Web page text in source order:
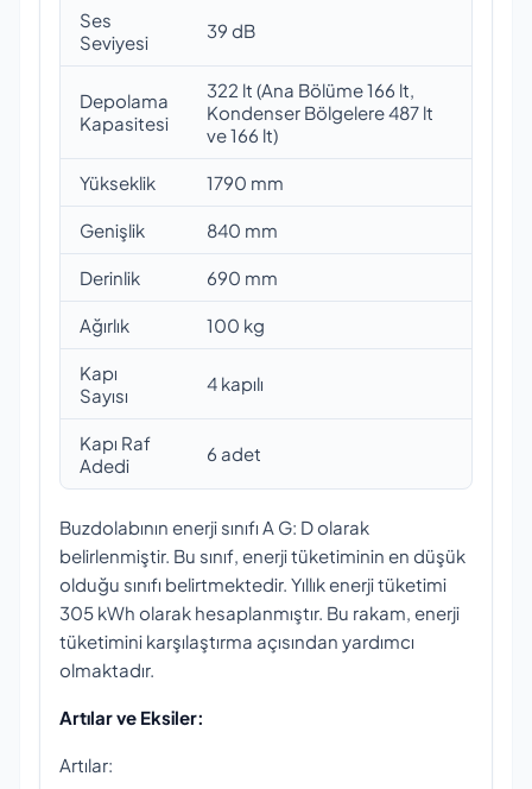
Ses
Seviyesi
39 dB
Depolama
Kapasitesi
322 lt (Ana Bölüme 166 lt,
Kondenser Bölgelere 487 lt
ve 166 lt)
Yükseklik 1790 mm
Genişlik 840 mm
Derinlik 690 mm
Ağırlık 100 kg
Kapı
Sayısı
4 kapılı
Kapı Raf
Adedi
6 adet
Buzdolabının enerji sınıfı A G: D olarak
belirlenmiştir. Bu sınıf, enerji tüketiminin en düşük
olduğu sınıfı belirtmektedir. Yıllık enerji tüketimi
305 kWh olarak hesaplanmıştır. Bu rakam, enerji
tüketimini karşılaştırma açısından yardımcı
olmaktadır.
Artılar ve Eksiler:
Artılar: